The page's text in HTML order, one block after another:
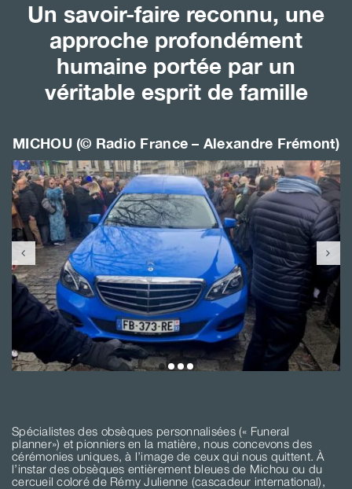
Un savoir-faire reconnu, une
approche profondément
humaine portée par un
véritable esprit de famille
MICHOU (© Radio France – Alexandre Frémont)
Spécialistes des obsèques personnalisées (« Funeral
planner») et pionniers en la matière, nous concevons des
cérémonies uniques, à l’image de ceux qui nous quittent. À
l’instar des obsèques entièrement bleues de Michou ou du
cercueil coloré de Rémy Julienne (cascadeur international),